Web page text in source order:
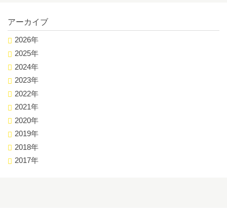
アーカイブ
2026年
2025年
2024年
2023年
2022年
2021年
2020年
2019年
2018年
2017年